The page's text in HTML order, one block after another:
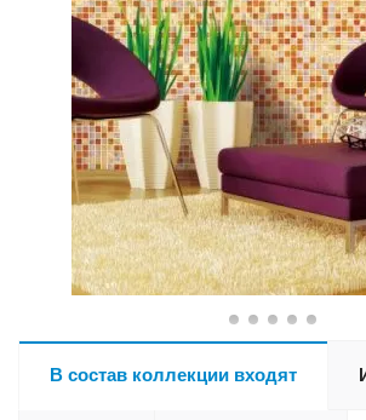
В состав коллекции входят